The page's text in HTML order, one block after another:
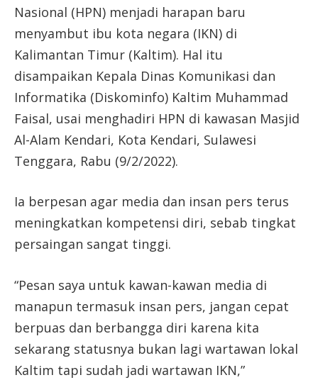
Nasional (HPN) menjadi harapan baru
menyambut ibu kota negara (IKN) di
Kalimantan Timur (Kaltim). Hal itu
disampaikan Kepala Dinas Komunikasi dan
Informatika (Diskominfo) Kaltim Muhammad
Faisal, usai menghadiri HPN di kawasan Masjid
Al-Alam Kendari, Kota Kendari, Sulawesi
Tenggara, Rabu (9/2/2022).
Ia berpesan agar media dan insan pers terus
meningkatkan kompetensi diri, sebab tingkat
persaingan sangat tinggi.
“Pesan saya untuk kawan-kawan media di
manapun termasuk insan pers, jangan cepat
berpuas dan berbangga diri karena kita
sekarang statusnya bukan lagi wartawan lokal
Kaltim tapi sudah jadi wartawan IKN,”